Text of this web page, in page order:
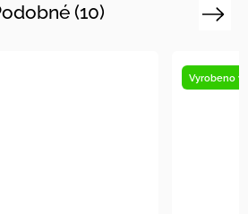
(10)
Vyrobeno v
Next